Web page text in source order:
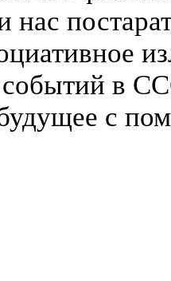
нас
событий в
с